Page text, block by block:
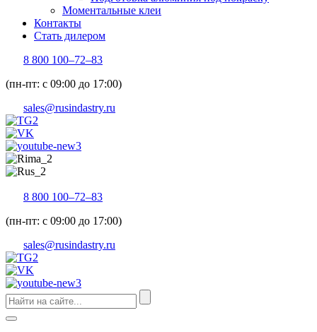
Моментальные клеи
Контакты
Стать дилером
8 800 100–72–83
(пн-пт: с 09:00 до 17:00)
sales@rusindastry.ru
8 800 100–72–83
(пн-пт: с 09:00 до 17:00)
sales@rusindastry.ru